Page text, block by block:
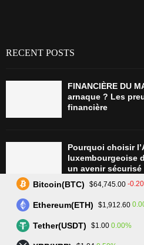
RECENT POSTS
FINANCIÈRE DU
arnaque ? Les
financière
Pourquoi choisir
luxembourgeoise
un avenir sécurisé
Tradez plus
Bitcoin(BTC) $64,745.00 -
Ethereum(ETH) $1,912.60
Tether(USDT) $1.00 0.00%